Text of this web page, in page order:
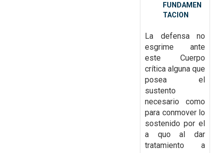
FUNDAMEN
TACION
La defensa no
esgrime ante
este Cuerpo
crítica alguna que
posea el
sustento
necesario como
para conmover lo
sostenido por el
a quo al dar
tratamiento a